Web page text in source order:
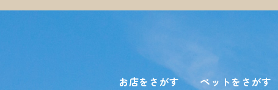
お店をさがす ペットをさがす